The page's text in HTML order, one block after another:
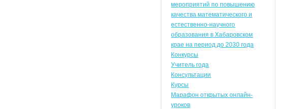
мероприятий по повышению
качества математического и
естественно-научного
образования в Хабаровском
крае на период до 2030 года
Конкурсы
Учитель года
Консультации
Курсы
Марафон открытых онлайн-
уроков